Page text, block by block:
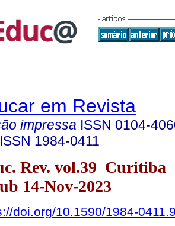
em Revista
impressa ISSN 0104-
ISSN 1984-0411
Rev. vol.39 Curitiba
14-Nov-2023
doi.org/10.1590/1984-